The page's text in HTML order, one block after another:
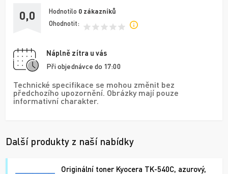
0,0 Hodnotilo 0 zákazníků
Ohodnotit:
Náplně zítra u vás
Při objednávce do 17:00
Technické specifikace se mohou změnit bez
předchozího upozornění. Obrázky mají pouze
informativní charakter.
Další produkty z naší nabídky
Originální toner Kyocera TK-540C, azurový,